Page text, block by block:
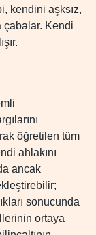
kendini aşksız,
çabalar. Kendi
öğretilen tüm
ahlakını
ancak
sonucunda
ortaya